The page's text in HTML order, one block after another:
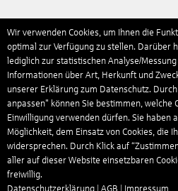
Wir verwenden Cookies, um Ihnen die
optimal zur Verfügung zu stellen. Darüber
lediglich zur statistischen Analyse/
Informationen über Art, Herkunft und
unserer Erklärung zum Datenschutz.
anpassen" können Sie bestimmen, welche
Einwilligung verwenden dürfen. Sie haben
Möglichkeit, dem Einsatz von Cookies, die
widersprechen. Durch Klick auf
aller auf dieser Website einsetzbaren
freiwillig.
Datenschutzerklärung
AGB Impressum